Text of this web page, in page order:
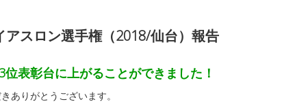
アスロン選手権（2018/仙台）報告
表彰台に上がることができました！
ありがとうございます。